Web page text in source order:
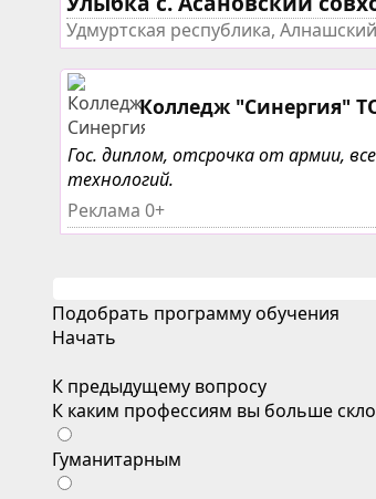
Удмуртская республика,
Колледж "Синергия"
Гос. диплом, отсрочка от армии,
технологий.
Реклама 0+
Подобрать программу обучения
Начать
К предыдущему вопросу
К каким профессиям вы больше
Гуманитарным